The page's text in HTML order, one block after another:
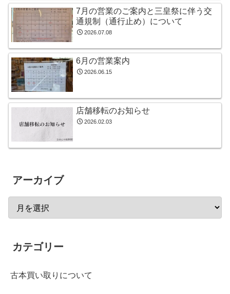
7月の営業のご案内と三皇祭に伴う交
通規制（通行止め）について
2026.07.08
6月の営業案内
2026.06.15
店舗移転のお知らせ
2026.02.03
アーカイブ
カテゴリー
古本買い取りについて